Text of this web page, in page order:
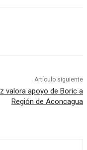
Artículo siguiente
valora apoyo de Boric a
Región de Aconcagua